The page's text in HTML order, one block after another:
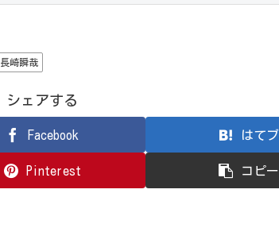
長崎瞬哉
シェアする
Facebook はてブ
Pinterest コピー